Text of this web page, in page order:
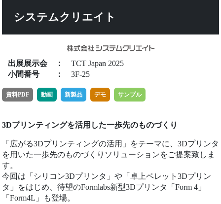
システムクリエイト
出展展示会 ： TCT Japan 2025
小間番号
： 3F-25
資料PDF 動画 新製品 デモ サンプル
3Dプリンティングを活用した一歩先のものづくり
「広がる3Dプリンティングの活用」をテーマに、3Dプリンタ
を用いた一歩先のものづくりソリューションをご提案致しま
す。
今回は「シリコン3Dプリンタ」や「卓上ペレット3Dプリン
タ」をはじめ、待望のFormlabs新型3Dプリンタ「Form 4」
「Form4L」も登場。